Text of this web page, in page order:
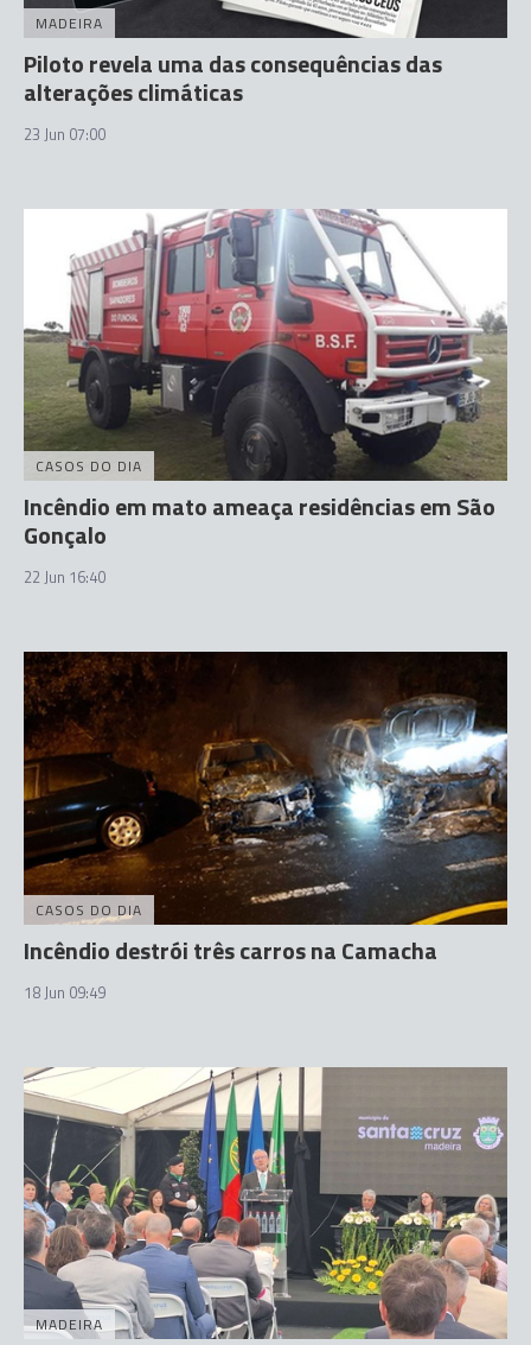
MADEIRA
Piloto revela uma das consequências das
alterações climáticas
23 Jun 07:00
CASOS DO DIA
Incêndio em mato ameaça residências em São
Gonçalo
22 Jun 16:40
CASOS DO DIA
Incêndio destrói três carros na Camacha
18 Jun 09:49
MADEIRA